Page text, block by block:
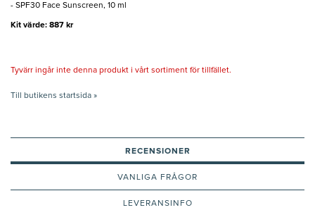
- SPF30 Face Sunscreen, 10 ml
Kit värde: 887 kr
Tyvärr ingår inte denna produkt i vårt sortiment för tillfället.
Till butikens startsida »
RECENSIONER
VANLIGA FRÅGOR
LEVERANSINFO